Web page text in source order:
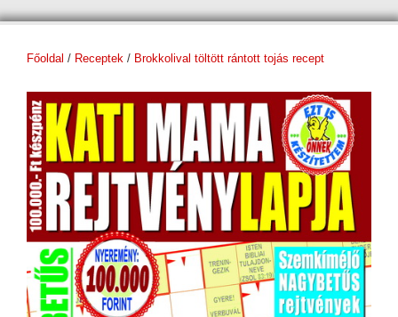
Főoldal / Receptek / Brokkolival töltött rántott tojás recept